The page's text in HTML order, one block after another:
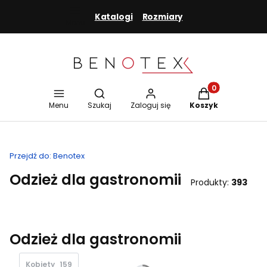
Katalogi Rozmiary
Menu
Otwórz wyszukiwarkę
Szukaj Zaloguj się
Produkty w
Koszyk
Przejdź do: Benotex
Odzież dla gastronomii Produkty: 393
Odzież dla gastronomii
Kobiety 159